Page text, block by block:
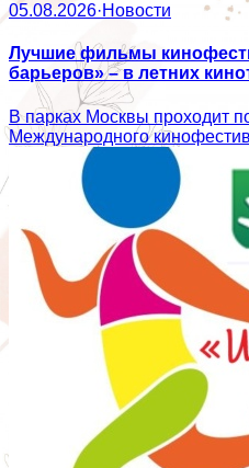
05.08.2026·Новости
Лучшие фильмы
барьеров» – в летних
В парках Москвы проходит
Международного